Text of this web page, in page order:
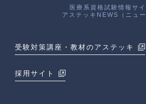
医療系資格試験情報サイ
アステッキNEWS（ニュー
受験対策講座・教材のアステッキ
採用サイト